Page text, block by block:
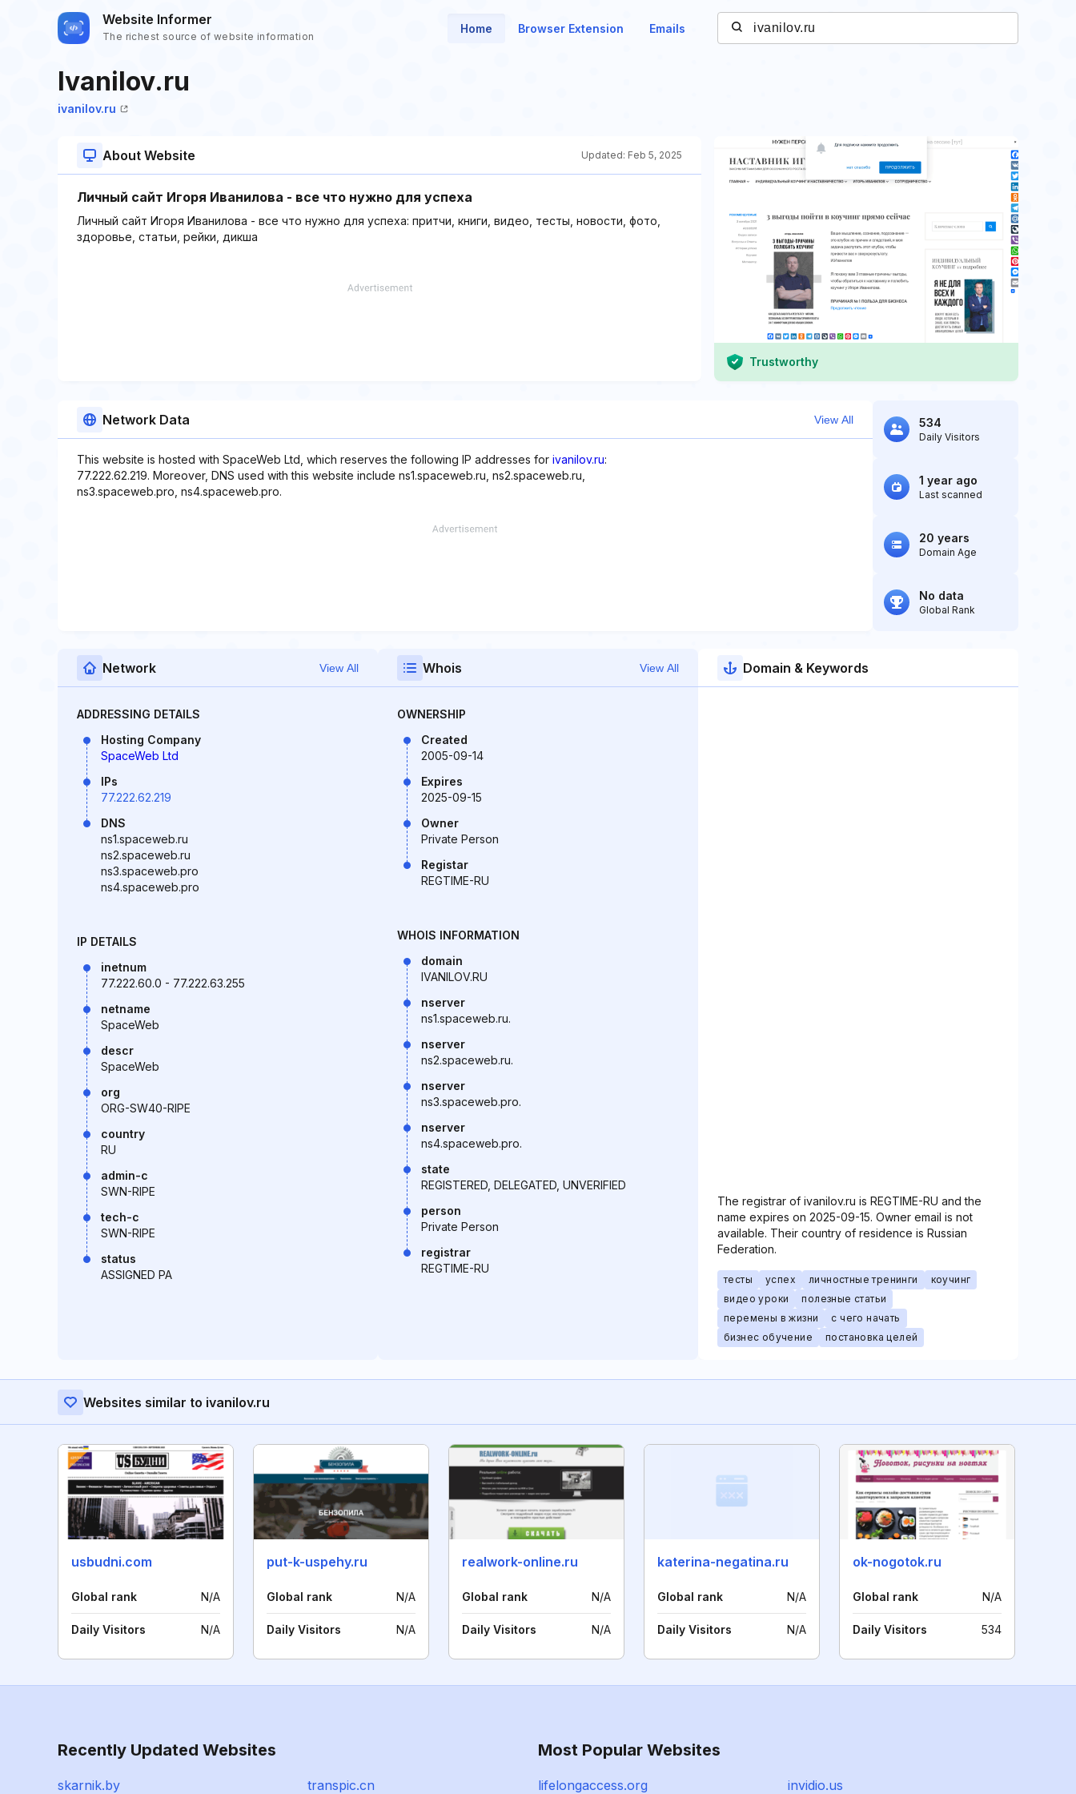
Website Informer
The richest source of website information
Home Browser Extension Emails
Ivanilov.ru
ivanilov.ru
About Website Updated: Feb 5, 2025
Личный сайт Игоря Иванилова - все что нужно для успеха
Личный сайт Игоря Иванилова - все что нужно для успеха: притчи, книги, видео, тесты, новости, фото,
здоровье, статьи, рейки, дикша
Trustworthy
Network Data View All
This website is hosted with SpaceWeb Ltd, which reserves the following IP addresses for ivanilov.ru:
77.222.62.219. Moreover, DNS used with this website include ns1.spaceweb.ru, ns2.spaceweb.ru,
ns3.spaceweb.pro, ns4.spaceweb.pro.
534
Daily Visitors
1 year ago
Last scanned
20 years
Domain Age
No data
Global Rank
Network View All
ADDRESSING DETAILS
Hosting Company
SpaceWeb Ltd
IPs
77.222.62.219
DNS
ns1.spaceweb.ru
ns2.spaceweb.ru
ns3.spaceweb.pro
ns4.spaceweb.pro
IP DETAILS
inetnum
77.222.60.0 - 77.222.63.255
netname
SpaceWeb
descr
SpaceWeb
org
ORG-SW40-RIPE
country
RU
admin-c
SWN-RIPE
tech-c
SWN-RIPE
status
ASSIGNED PA
Whois View All
OWNERSHIP
Created
2005-09-14
Expires
2025-09-15
Owner
Private Person
Registar
REGTIME-RU
WHOIS INFORMATION
domain
IVANILOV.RU
nserver
ns1.spaceweb.ru.
nserver
ns2.spaceweb.ru.
nserver
ns3.spaceweb.pro.
nserver
ns4.spaceweb.pro.
state
REGISTERED, DELEGATED, UNVERIFIED
person
Private Person
registrar
REGTIME-RU
Domain & Keywords
The registrar of ivanilov.ru is REGTIME-RU and the
name expires on 2025-09-15. Owner email is not
available. Their country of residence is Russian
Federation.
тесты успех личностные тренинги
коучинг
видео уроки
полезные статьи
перемены в жизни
с чего начать
бизнес обучение
постановка целей
Websites similar to ivanilov.ru
usbudni.com
Global rank N/A
Daily Visitors N/A
put-k-uspehy.ru
Global rank N/A
Daily Visitors N/A
realwork-online.ru
Global rank N/A
Daily Visitors N/A
katerina-negatina.ru
Global rank N/A
Daily Visitors N/A
ok-nogotok.ru
Global rank N/A
Daily Visitors 534
Recently Updated Websites
skarnik.by transpic.cn
Most Popular Websites
lifelongaccess.org invidio.us